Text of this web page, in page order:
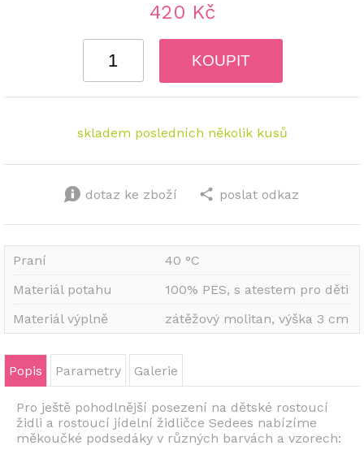
420 Kč
KOUPIT
skladem posledních několik kusů
dotaz ke zboží poslat odkaz
Praní
40 °C
Materiál potahu
100% PES, s atestem pro děti
Materiál výplně
zátěžový molitan, výška 3 cm
Popis Parametry Galerie
Pro ještě pohodlnější posezení na dětské rostoucí
židli a rostoucí jídelní židličce Sedees nabízíme
měkoučké podsedáky v různých barvách a vzorech: